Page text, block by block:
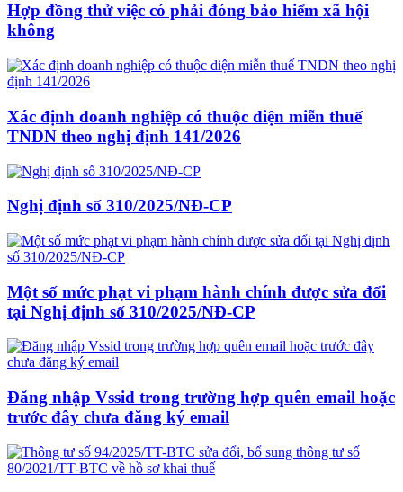
Hợp đồng thử việc có phải đóng bảo hiểm xã hội
không
Xác định doanh nghiệp có thuộc diện miễn thuế
TNDN theo nghị định 141/2026
Nghị định số 310/2025/NĐ-CP
Một số mức phạt vi phạm hành chính được sửa đổi
tại Nghị định số 310/2025/NĐ-CP
Đăng nhập Vssid trong trường hợp quên email hoặc
trước đây chưa đăng ký email